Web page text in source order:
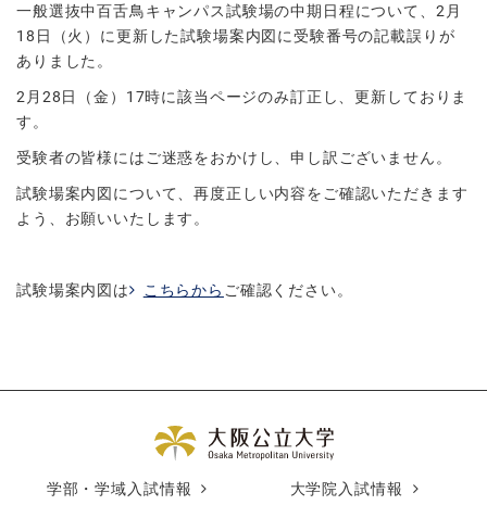
一般選抜中百舌鳥キャンパス試験場の中期日程について、2月
18日（火）に更新した試験場案内図に受験番号の記載誤りが
ありました。
2月28日（金）17時に該当ページのみ訂正し、更新しておりま
す。
受験者の皆様にはご迷惑をおかけし、申し訳ございません。
試験場案内図について、再度正しい内容をご確認いただきます
よう、お願いいたします。
試験場案内図は こちらから ご確認ください。
学部・学域入試情報
大学院入試情報